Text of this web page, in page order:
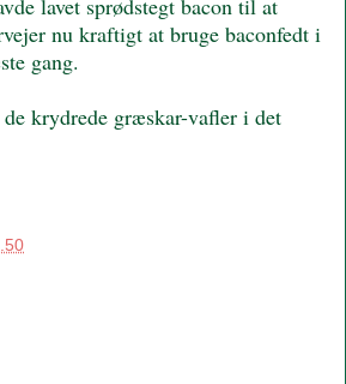
lavet sprødstegt bacon til at
nu kraftigt at bruge baconfedt i
gang.
krydrede græskar-vafler i det